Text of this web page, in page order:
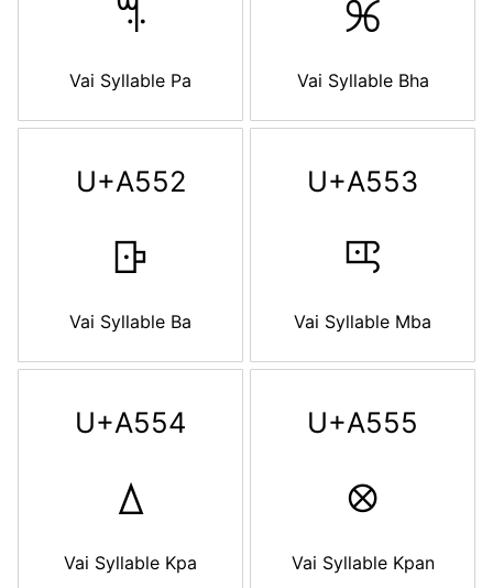
ꕐ
Vai Syllable Pa
ꕑ
Vai Syllable Bha
U+A552
ꕒ
Vai Syllable Ba
U+A553
ꕓ
Vai Syllable Mba
U+A554
ꕔ
Vai Syllable Kpa
U+A555
ꕕ
Vai Syllable Kpan